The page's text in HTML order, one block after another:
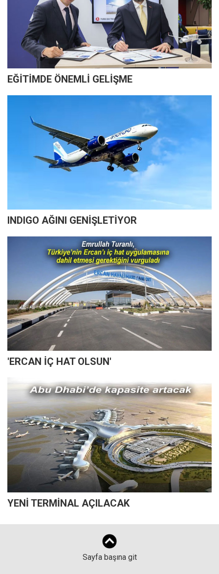
EĞİTİMDE ÖNEMLİ GELİŞME
INDIGO AĞINI GENİŞLETİYOR
'ERCAN İÇ HAT OLSUN'
YENİ TERMİNAL AÇILACAK
Sayfa başına git